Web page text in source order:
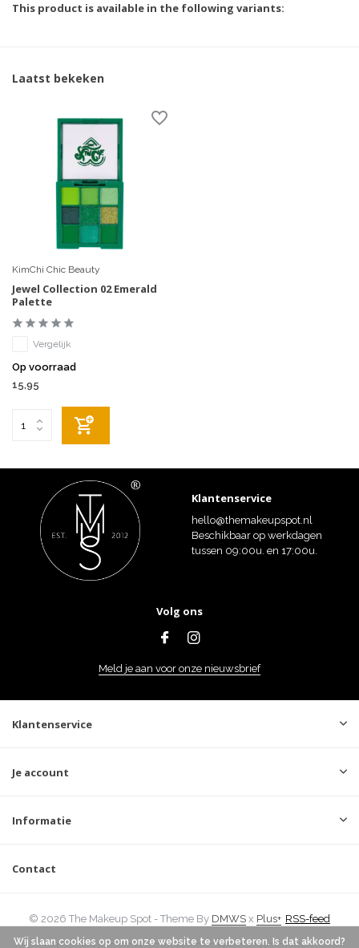
This product is available in the following variants:
Laatst bekeken
KimChi Chic Beauty
Jewel Collection 02 Emerald
Palette
Vergelijk
Op voorraad
15,95
Klantenservice
hello@themakeupspot.nl
Beschikbaar op werkdagen
tussen 09:00u. en 17:00u.
Volg ons
Meld je aan voor onze nieuwsbrief
Klantenservice
Je account
Informatie
Contact
© 2026 The Makeup Spot - Theme By DMWS x Plus+ RSS-feed
Wij slaan cookies op om onze website te verbeteren. Is dat akkoord?